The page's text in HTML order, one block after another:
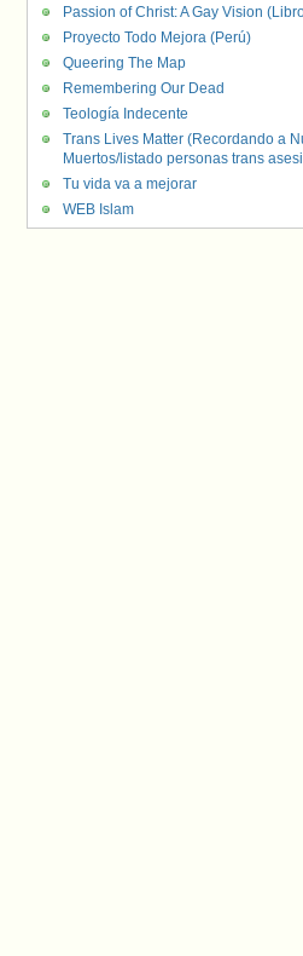
Passion of Christ: A Gay Vision
Proyecto Todo Mejora (Perú)
Queering The Map
Remembering Our Dead
Teología Indecente
Trans Lives Matter (Recordando a
Muertos/listado personas trans
Tu vida va a mejorar
WEB Islam